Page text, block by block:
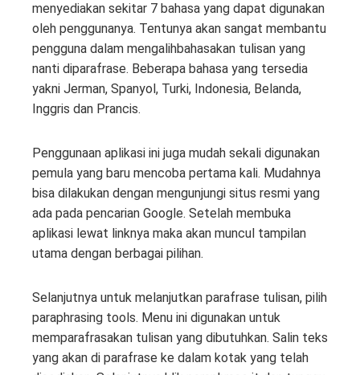
menyediakan sekitar 7 bahasa yang dapat digunakan
oleh penggunanya. Tentunya akan sangat membantu
pengguna dalam mengalihbahasakan tulisan yang
nanti diparafrase. Beberapa bahasa yang tersedia
yakni Jerman, Spanyol, Turki, Indonesia, Belanda,
Inggris dan Prancis.
Penggunaan aplikasi ini juga mudah sekali digunakan
pemula yang baru mencoba pertama kali. Mudahnya
bisa dilakukan dengan mengunjungi situs resmi yang
ada pada pencarian Google. Setelah membuka
aplikasi lewat linknya maka akan muncul tampilan
utama dengan berbagai pilihan.
Selanjutnya untuk melanjutkan parafrase tulisan, pilih
paraphrasing tools. Menu ini digunakan untuk
memparafrasakan tulisan yang dibutuhkan. Salin teks
yang akan di parafrase ke dalam kotak yang telah